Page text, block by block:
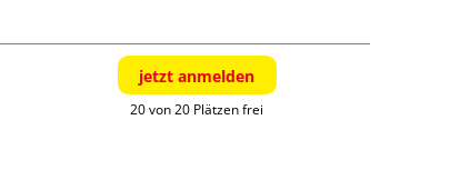
jetzt anmelden
20 von 20 Plätzen frei